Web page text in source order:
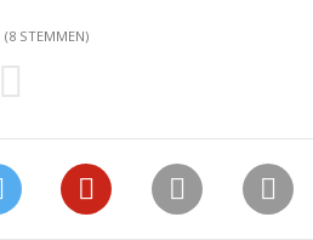
(8 STEMMEN)